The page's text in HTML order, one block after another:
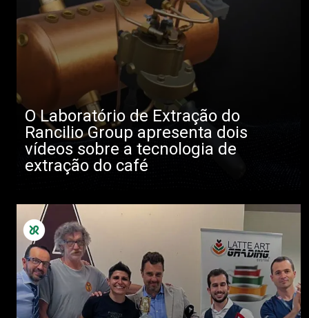
O Laboratório de Extração do
Rancilio Group apresenta dois
vídeos sobre a tecnologia de
extração do café